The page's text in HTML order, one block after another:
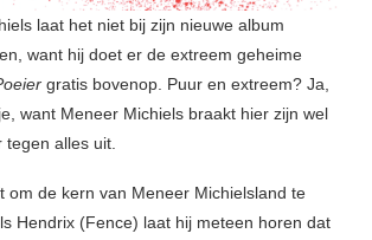
laat het niet bij zijn nieuwe album
want hij doet er de extreem geheime
gratis bovenop. Puur en extreem? Ja,
want Meneer Michiels braakt hier zijn wel
alles uit.
om de kern van Meneer Michielsland te
Hendrix (Fence) laat hij meteen horen dat